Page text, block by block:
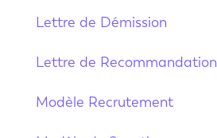
Lettre de Démission
Lettre de Recommandation
Modèle Recrutement